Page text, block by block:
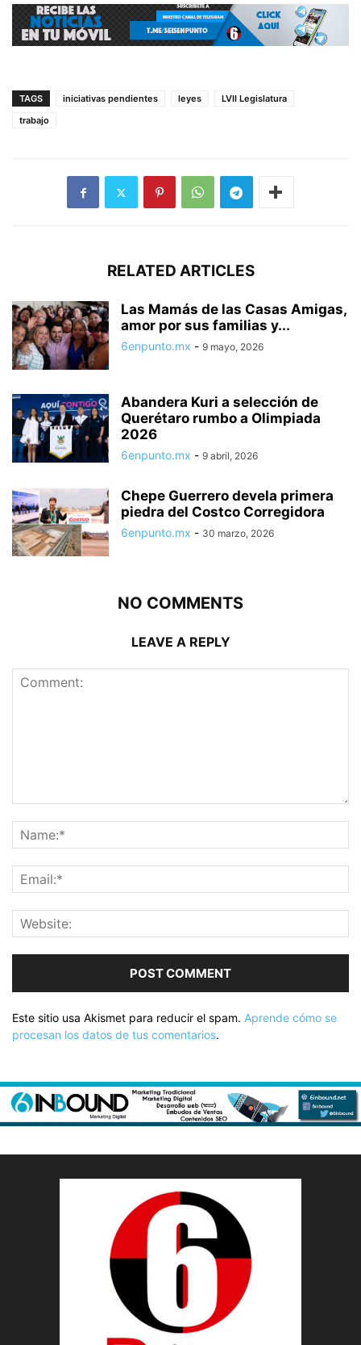
TAGS iniciativas pendientes leyes
LVII Legislatura
trabajo
RELATED ARTICLES
Las Mamás de las Casas Amigas,
amor por sus familias y...
6enpunto.mx - 9 mayo, 2026
Abandera Kuri a selección de
Querétaro rumbo a Olimpiada
2026
6enpunto.mx - 9 abril, 2026
Chepe Guerrero devela primera
piedra del Costco Corregidora
6enpunto.mx - 30 marzo, 2026
NO COMMENTS
LEAVE A REPLY
Este sitio usa Akismet para reducir el spam. Aprende cómo se
procesan los datos de tus comentarios.